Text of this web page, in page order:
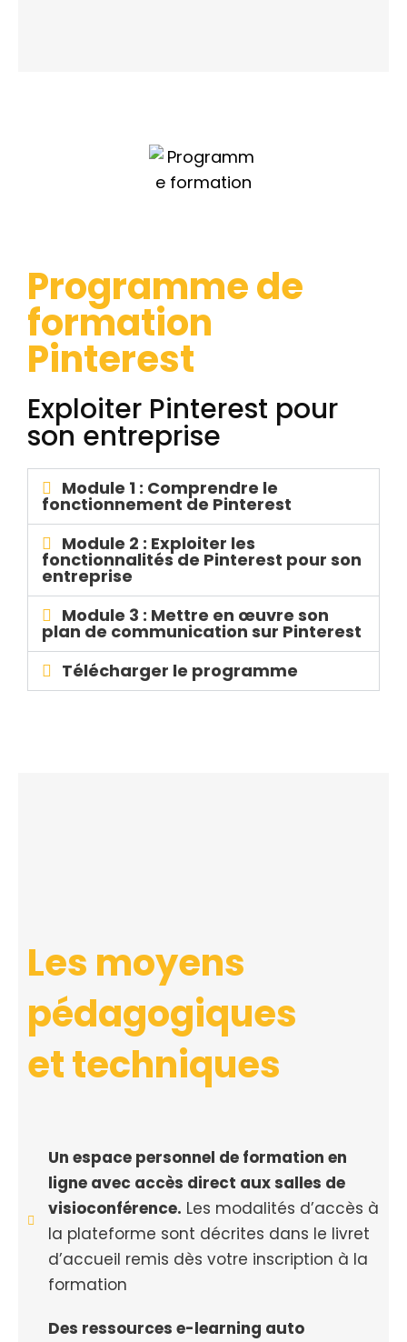
Programme de
formation
Pinterest
Exploiter Pinterest pour
son entreprise
Module 1 : Comprendre le
fonctionnement de Pinterest
Module 2 : Exploiter les
fonctionnalités de Pinterest pour son
entreprise
Module 3 : Mettre en œuvre son
plan de communication sur Pinterest
Télécharger le programme
Les moyens
pédagogiques
et techniques
Un espace personnel de formation en
ligne avec accès direct aux salles de
visioconférence. Les modalités d’accès à
la plateforme sont décrites dans le livret
d’accueil remis dès votre inscription à la
formation
Des ressources e-learning auto